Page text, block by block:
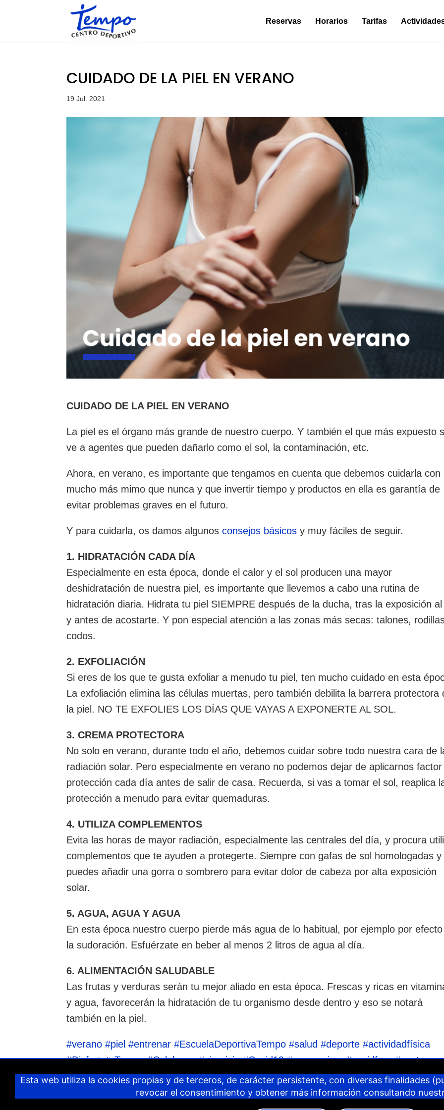
Reservas Horarios Tarifas
CUIDADO DE LA PIEL EN VERANO
19 Jul. 2021
CUIDADO DE LA PIEL EN VERANO
La piel es el órgano más grande de nuestro cuerpo. Y también el que más expuesto
ve a agentes que pueden dañarlo como el sol, la contaminación, etc.
Ahora, en verano, es importante que tengamos en cuenta que debemos cuidarla con
mucho más mimo que nunca y que invertir tiempo y productos en ella es garantía de
evitar problemas graves en el futuro.
Y para cuidarla, os damos algunosconsejos básicos y muy fáciles de seguir.
1. HIDRATACIÓN CADA DÍA
Especialmente en esta época, donde el calor y el sol producen una mayor
deshidratación de nuestra piel, es importante que llevemos a cabo una rutina de
hidratación diaria. Hidrata tu piel SIEMPRE después de la ducha, tras la exposición al
y antes de acostarte. Y pon especial atención a las zonas más secas: talones,
codos.
2. EXFOLIACIÓN
Si eres de los que te gusta exfoliar a menudo tu piel, ten mucho cuidado en esta
La exfoliación elimina las células muertas, pero también debilita la barrera protectora
la piel. NO TE EXFOLIES LOS DÍAS QUE VAYAS A EXPONERTE AL SOL.
3. CREMA PROTECTORA
No solo en verano, durante todo el año, debemos cuidar sobre todo nuestra cara de
radiación solar. Pero especialmente en verano no podemos dejar de aplicarnos
protección cada día antes de salir de casa. Recuerda, si vas a tomar el sol, reaplica
protección a menudo para evitar quemaduras.
4. UTILIZA COMPLEMENTOS
Evita las horas de mayor radiación, especialmente las centrales del día, y procura
complementos que te ayuden a protegerte. Siempre con gafas de sol homologadas y
puedes añadir una gorra o sombrero para evitar dolor de cabeza por alta exposición
solar.
5. AGUA, AGUA Y AGUA
En esta época nuestro cuerpo pierde más agua de lo habitual, por ejemplo por
la sudoración. Esfuérzate en beber al menos 2 litros de agua al día.
6. ALIMENTACIÓN SALUDABLE
Las frutas y verduras serán tu mejor aliado en esta época. Frescas y ricas en
y agua, favorecerán la hidratación de tu organismo desde dentro y eso se notará
también en la piel.
#verano #piel #entrenar #EscuelaDeportivaTempo #salud #deporte #actividadfísica
#DisfrutatuTempo #Calahorra #ejercicio #Covid19 #coronavirus #covidfree
Esta web utiliza la cookies propias y de terceros, de carácter persistente, con diversas finalidades
revocar el consentimiento y obtener más información consultando